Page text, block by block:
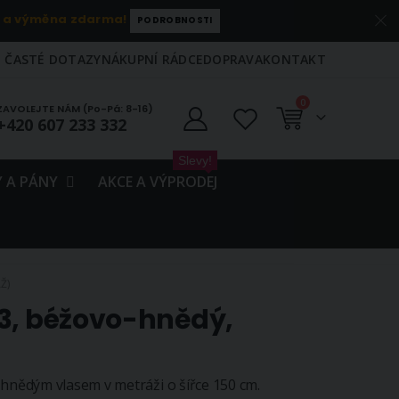
výměna zdarma! PODROBNOSTI
ČASTÉ DOTAZYNÁKUPNÍ RÁDCEDOPRAVAKONTAKT
NÁM (Po-Pá: 8-16)
607 233 332 Košík
0položky
A PÁNY AKCE A VÝPRODEJ
Slevy!
béžovo-hnědý,
vlasem v metráži o šířce 150 cm.